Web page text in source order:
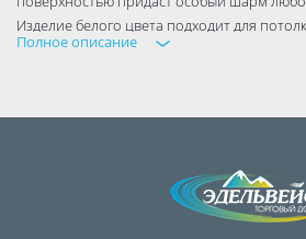
Изделие белого цвета подходит для
комнаты. Кроме декоративной функции
Полное описание